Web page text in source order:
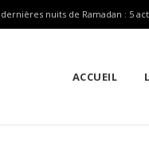
dernières nuits de Ramadan : 5
ACCUEIL